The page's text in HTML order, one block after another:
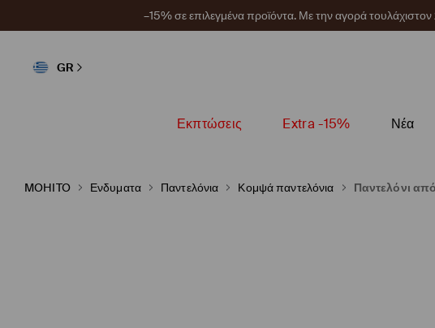
–15% σε επιλεγμένα προϊόντα. Με την αγορά
GR
Εκπτώσεις Extra -15% Νέα
MOHITO Ενδυματα Παντελόνια Κομψά παντελόνια Παντελόνι